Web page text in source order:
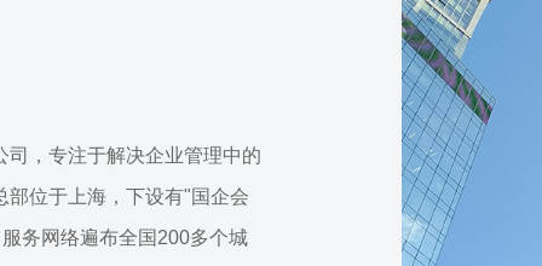
，专注于解决企业管理中的
部位于上海，下设有"国企会
务网络遍布全国200多个城